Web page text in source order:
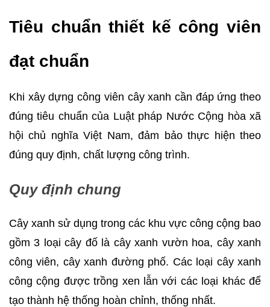
Tiêu chuẩn thiết kế công viên
đạt chuẩn
Khi xây dựng công viên cây xanh cần đáp ứng theo
đúng tiêu chuẩn của Luật pháp Nước Cộng hòa xã
hội chủ nghĩa Việt Nam, đảm bảo thực hiện theo
đúng quy định, chất lượng công trình.
Quy định chung
Cây xanh sử dụng trong các khu vực công cộng bao
gồm 3 loại cây đố là cây xanh vườn hoa, cây xanh
công viên, cây xanh đường phố. Các loại cây xanh
công cộng được trồng xen lẫn với các loại khác để
tạo thành hệ thống hoàn chỉnh, thống nhất.